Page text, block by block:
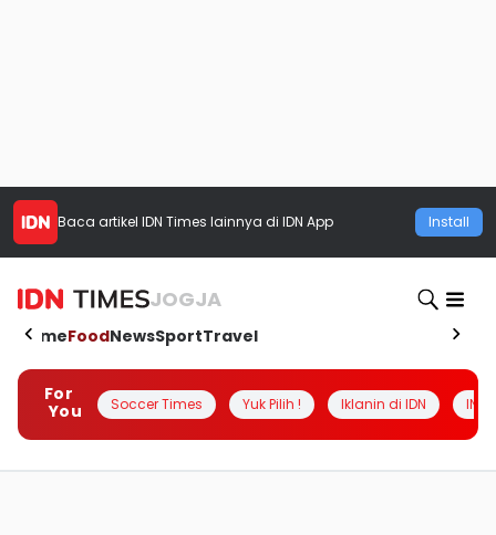
Baca artikel IDN Times lainnya di IDN App Install
JOGJA
HomeFoodNewsSportTravel
For
You
Soccer Times Yuk Pilih ! Iklanin di IDN